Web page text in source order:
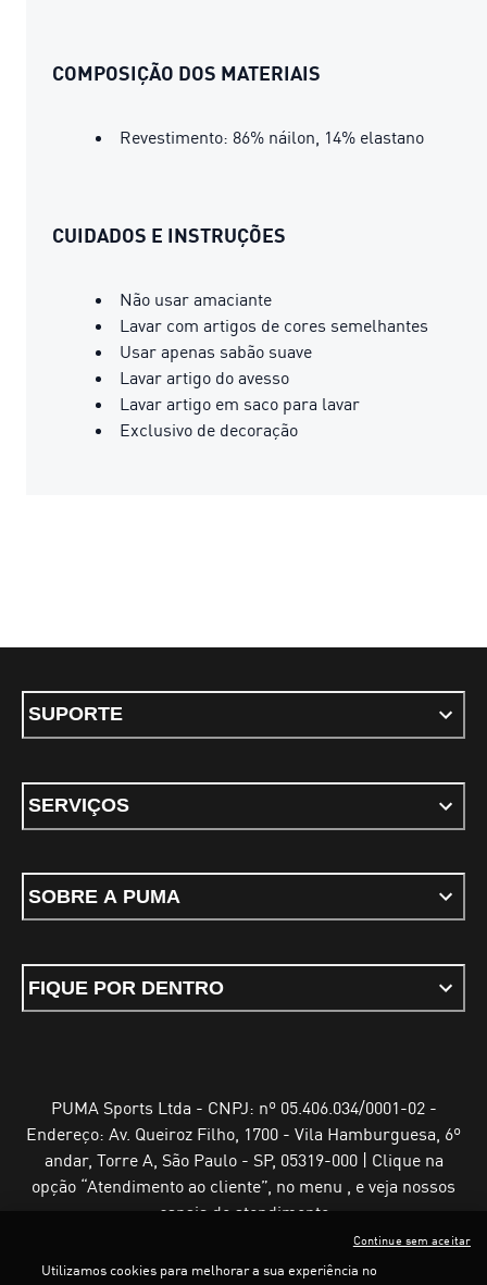
COMPOSIÇÃO DOS MATERIAIS
Revestimento: 86% náilon, 14% elastano
CUIDADOS E INSTRUÇÕES
Não usar amaciante
Lavar com artigos de cores semelhantes
Usar apenas sabão suave
Lavar artigo do avesso
Lavar artigo em saco para lavar
Exclusivo de decoração
SUPORTE
SERVIÇOS
SOBRE A PUMA
FIQUE POR DENTRO
PUMA Sports Ltda - CNPJ: nº 05.406.034/0001-02 -
Endereço: Av. Queiroz Filho, 1700 - Vila Hamburguesa, 6º
andar, Torre A, São Paulo - SP, 05319-000 | Clique na
opção “Atendimento ao cliente”, no menu , e veja nossos
canais de atendimento
Utilizamos cookies para melhorar a sua experiência no
Continue sem aceitar